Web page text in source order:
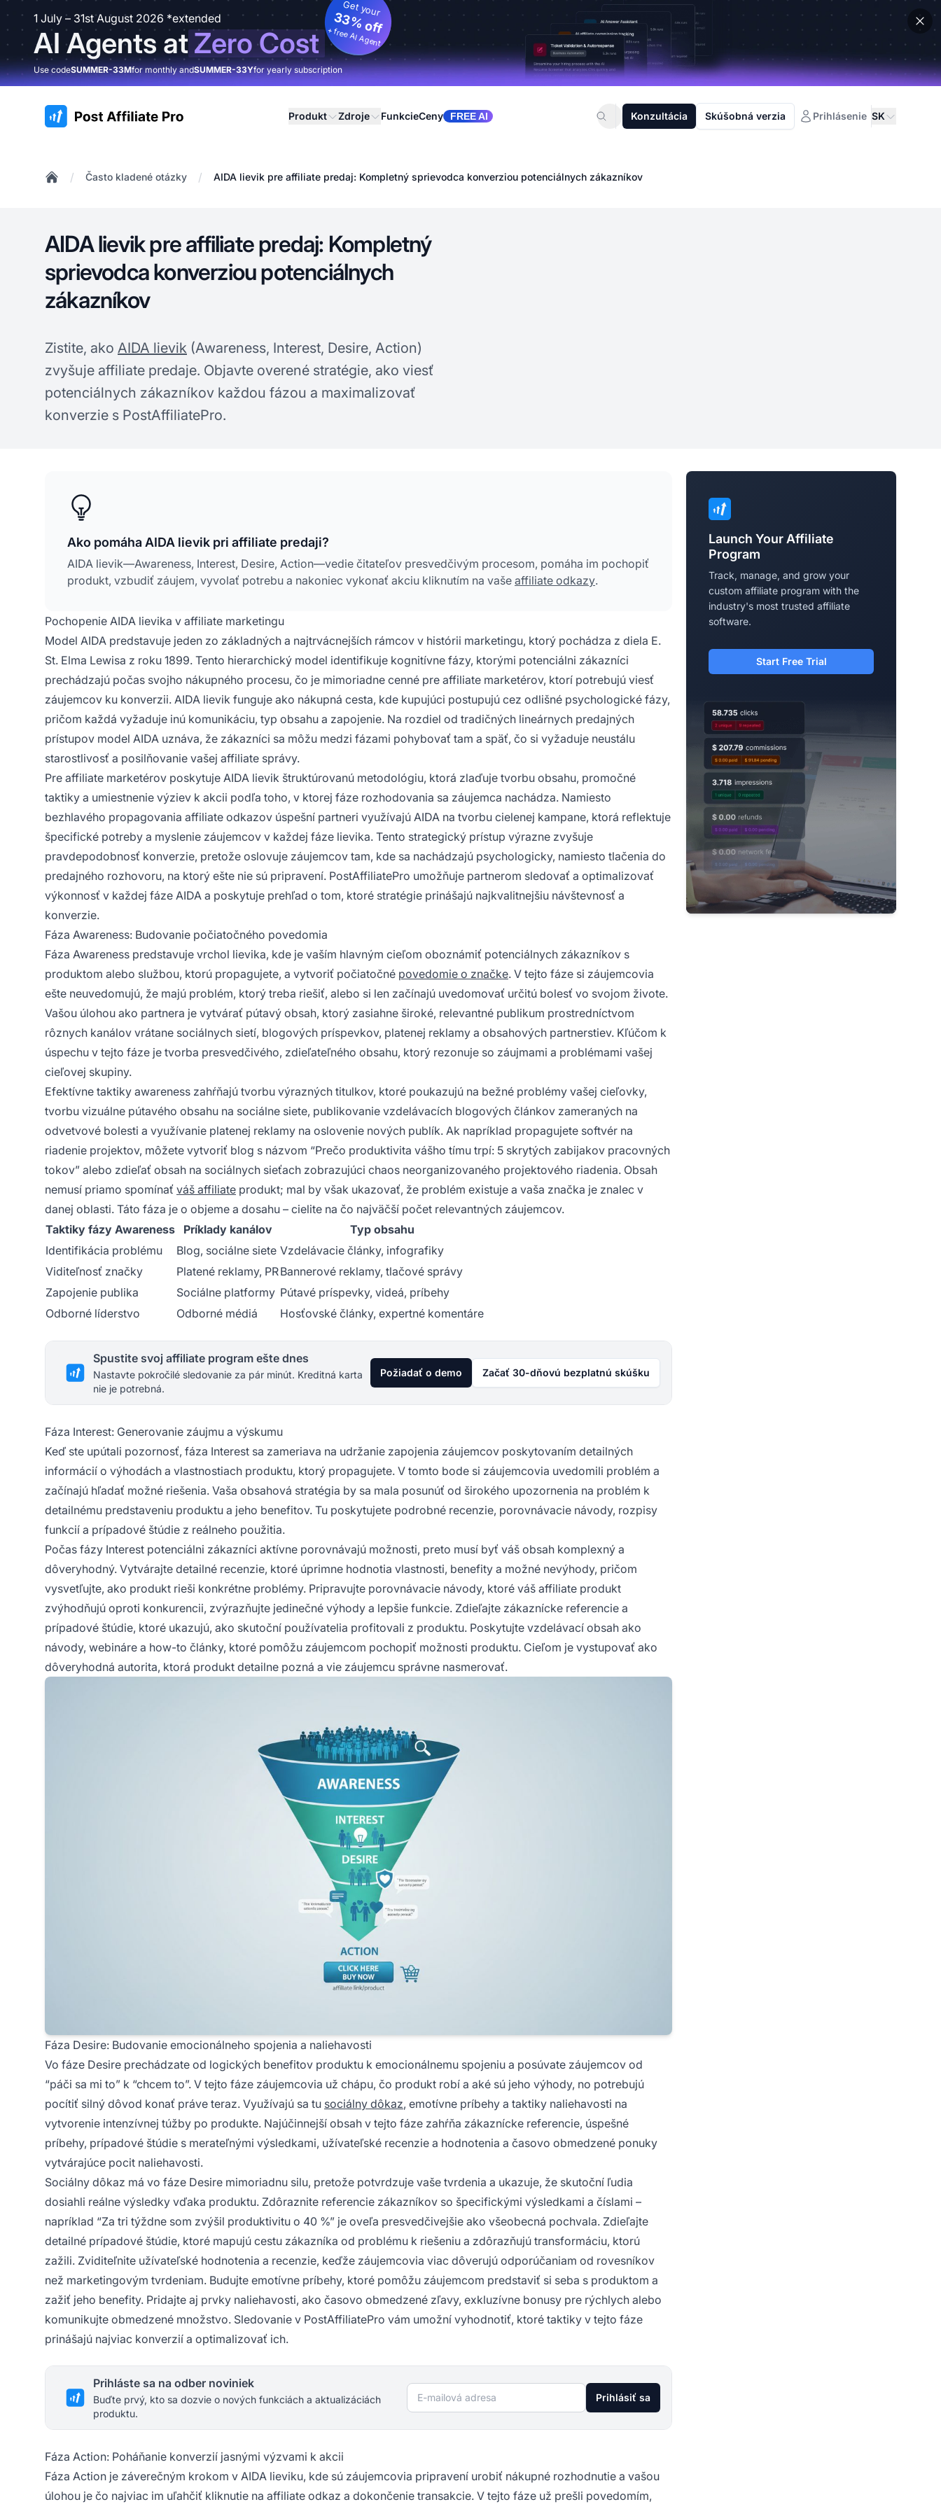
1 July – 31st August 2026 *extended
AI Agents atZero Cost
Get your
33% off
+ free AI Agent
Use codeSUMMER-33Mfor monthly andSUMMER-33Yfor yearly subscription
:site.title Produkt Zdroje FunkcieCeny FREE AI Konzultácia Skúšobná verzia Prihlásenie SK
/ Často kladené otázky / AIDA lievik pre affiliate predaj: Kompletný sprievodca konverziou potenciálnych zákazníkov
AIDA lievik pre affiliate predaj: Kompletný
sprievodca konverziou potenciálnych
zákazníkov
Zistite, ako AIDA lievik (Awareness, Interest, Desire, Action)
zvyšuje affiliate predaje. Objavte overené stratégie, ako viesť
potenciálnych zákazníkov každou fázou a maximalizovať
konverzie s PostAffiliatePro.
Ako pomáha AIDA lievik pri affiliate predaji?
AIDA lievik—Awareness, Interest, Desire, Action—vedie čitateľov presvedčivým procesom, pomáha im pochopiť
produkt, vzbudiť záujem, vyvolať potrebu a nakoniec vykonať akciu kliknutím na vaše affiliate odkazy.
Pochopenie AIDA lievika v affiliate marketingu
Model AIDA predstavuje jeden zo základných a najtrvácnejších rámcov v histórii marketingu, ktorý pochádza z diela E.
St. Elma Lewisa z roku 1899. Tento hierarchický model identifikuje kognitívne fázy, ktorými potenciálni zákazníci
prechádzajú počas svojho nákupného procesu, čo je mimoriadne cenné pre affiliate marketérov, ktorí potrebujú viesť
záujemcov ku konverzii. AIDA lievik funguje ako nákupná cesta, kde kupujúci postupujú cez odlišné psychologické fázy,
pričom každá vyžaduje inú komunikáciu, typ obsahu a zapojenie. Na rozdiel od tradičných lineárnych predajných
prístupov model AIDA uznáva, že zákazníci sa môžu medzi fázami pohybovať tam a späť, čo si vyžaduje neustálu
starostlivosť a posilňovanie vašej affiliate správy.
Pre affiliate marketérov poskytuje AIDA lievik štruktúrovanú metodológiu, ktorá zlaďuje tvorbu obsahu, promočné
taktiky a umiestnenie výziev k akcii podľa toho, v ktorej fáze rozhodovania sa záujemca nachádza. Namiesto
bezhlavého propagovania affiliate odkazov úspešní partneri využívajú AIDA na tvorbu cielenej kampane, ktorá reflektuje
špecifické potreby a myslenie záujemcov v každej fáze lievika. Tento strategický prístup výrazne zvyšuje
pravdepodobnosť konverzie, pretože oslovuje záujemcov tam, kde sa nachádzajú psychologicky, namiesto tlačenia do
predajného rozhovoru, na ktorý ešte nie sú pripravení. PostAffiliatePro umožňuje partnerom sledovať a optimalizovať
výkonnosť v každej fáze AIDA a poskytuje prehľad o tom, ktoré stratégie prinášajú najkvalitnejšiu návštevnosť a
konverzie.
Fáza Awareness: Budovanie počiatočného povedomia
Fáza Awareness predstavuje vrchol lievika, kde je vaším hlavným cieľom oboznámiť potenciálnych zákazníkov s
produktom alebo službou, ktorú propagujete, a vytvoriť počiatočné povedomie o značke. V tejto fáze si záujemcovia
ešte neuvedomujú, že majú problém, ktorý treba riešiť, alebo si len začínajú uvedomovať určitú bolesť vo svojom živote.
Vašou úlohou ako partnera je vytvárať pútavý obsah, ktorý zasiahne široké, relevantné publikum prostredníctvom
rôznych kanálov vrátane sociálnych sietí, blogových príspevkov, platenej reklamy a obsahových partnerstiev. Kľúčom k
úspechu v tejto fáze je tvorba presvedčivého, zdieľateľného obsahu, ktorý rezonuje so záujmami a problémami vašej
cieľovej skupiny.
Efektívne taktiky awareness zahŕňajú tvorbu výrazných titulkov, ktoré poukazujú na bežné problémy vašej cieľovky,
tvorbu vizuálne pútavého obsahu na sociálne siete, publikovanie vzdelávacích blogových článkov zameraných na
odvetvové bolesti a využívanie platenej reklamy na oslovenie nových publík. Ak napríklad propagujete softvér na
riadenie projektov, môžete vytvoriť blog s názvom “Prečo produktivita vášho tímu trpí: 5 skrytých zabijakov pracovných
tokov” alebo zdieľať obsah na sociálnych sieťach zobrazujúci chaos neorganizovaného projektového riadenia. Obsah
nemusí priamo spomínať váš affiliate produkt; mal by však ukazovať, že problém existuje a vaša značka je znalec v
danej oblasti. Táto fáza je o objeme a dosahu – cielite na čo najväčší počet relevantných záujemcov.
Taktiky fázy Awareness
Príklady kanálov
Typ obsahu
Identifikácia problému
Blog, sociálne siete Vzdelávacie články, infografiky
Viditeľnosť značky
Platené reklamy, PRBannerové reklamy, tlačové správy
Zapojenie publika
Sociálne platformy Pútavé príspevky, videá, príbehy
Odborné líderstvo
Odborné médiá Hosťovské články, expertné komentáre
Spustite svoj affiliate program ešte dnes
Nastavte pokročilé sledovanie za pár minút. Kreditná karta
nie je potrebná.
Požiadať o demo Začať 30-dňovú bezplatnú skúšku
Fáza Interest: Generovanie záujmu a výskumu
Keď ste upútali pozornosť, fáza Interest sa zameriava na udržanie zapojenia záujemcov poskytovaním detailných
informácií o výhodách a vlastnostiach produktu, ktorý propagujete. V tomto bode si záujemcovia uvedomili problém a
začínajú hľadať možné riešenia. Vaša obsahová stratégia by sa mala posunúť od širokého upozornenia na problém k
detailnému predstaveniu produktu a jeho benefitov. Tu poskytujete podrobné recenzie, porovnávacie návody, rozpisy
funkcií a prípadové štúdie z reálneho použitia.
Počas fázy Interest potenciálni zákazníci aktívne porovnávajú možnosti, preto musí byť váš obsah komplexný a
dôveryhodný. Vytvárajte detailné recenzie, ktoré úprimne hodnotia vlastnosti, benefity a možné nevýhody, pričom
vysvetľujte, ako produkt rieši konkrétne problémy. Pripravujte porovnávacie návody, ktoré váš affiliate produkt
zvýhodňujú oproti konkurencii, zvýrazňujte jedinečné výhody a lepšie funkcie. Zdieľajte zákaznícke referencie a
prípadové štúdie, ktoré ukazujú, ako skutoční používatelia profitovali z produktu. Poskytujte vzdelávací obsah ako
návody, webináre a how-to články, ktoré pomôžu záujemcom pochopiť možnosti produktu. Cieľom je vystupovať ako
dôveryhodná autorita, ktorá produkt detailne pozná a vie záujemcu správne nasmerovať.
Fáza Desire: Budovanie emocionálneho spojenia a naliehavosti
Vo fáze Desire prechádzate od logických benefitov produktu k emocionálnemu spojeniu a posúvate záujemcov od
“páči sa mi to” k “chcem to”. V tejto fáze záujemcovia už chápu, čo produkt robí a aké sú jeho výhody, no potrebujú
pocítiť silný dôvod konať práve teraz. Využívajú sa tu sociálny dôkaz, emotívne príbehy a taktiky naliehavosti na
vytvorenie intenzívnej túžby po produkte. Najúčinnejší obsah v tejto fáze zahŕňa zákaznícke referencie, úspešné
príbehy, prípadové štúdie s merateľnými výsledkami, užívateľské recenzie a hodnotenia a časovo obmedzené ponuky
vytvárajúce pocit naliehavosti.
Sociálny dôkaz má vo fáze Desire mimoriadnu silu, pretože potvrdzuje vaše tvrdenia a ukazuje, že skutoční ľudia
dosiahli reálne výsledky vďaka produktu. Zdôraznite referencie zákazníkov so špecifickými výsledkami a číslami –
napríklad “Za tri týždne som zvýšil produktivitu o 40 %” je oveľa presvedčivejšie ako všeobecná pochvala. Zdieľajte
detailné prípadové štúdie, ktoré mapujú cestu zákazníka od problému k riešeniu a zdôrazňujú transformáciu, ktorú
zažili. Zviditeľnite užívateľské hodnotenia a recenzie, keďže záujemcovia viac dôverujú odporúčaniam od rovesníkov
než marketingovým tvrdeniam. Budujte emotívne príbehy, ktoré pomôžu záujemcom predstaviť si seba s produktom a
zažiť jeho benefity. Pridajte aj prvky naliehavosti, ako časovo obmedzené zľavy, exkluzívne bonusy pre rýchlych alebo
komunikujte obmedzené množstvo. Sledovanie v PostAffiliatePro vám umožní vyhodnotiť, ktoré taktiky v tejto fáze
prinášajú najviac konverzií a optimalizovať ich.
Prihláste sa na odber noviniek
Buďte prvý, kto sa dozvie o nových funkciách a aktualizáciách
produktu.
E-mailová adresa Prihlásiť sa
Fáza Action: Poháňanie konverzií jasnými výzvami k akcii
Fáza Action je záverečným krokom v AIDA lieviku, kde sú záujemcovia pripravení urobiť nákupné rozhodnutie a vašou
úlohou je čo najviac im uľahčiť kliknutie na affiliate odkaz a dokončenie transakcie. V tejto fáze už prešli povedomím,
Launch Your Affiliate
Program
Track, manage, and grow your
custom affiliate program with the
industry's most trusted affiliate
software.
Start Free Trial